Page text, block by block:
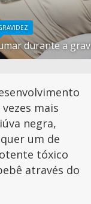
durante a
mais
negra,
um de
tóxico
através do